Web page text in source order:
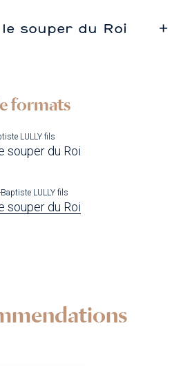
souper du Roi
formats
LULLY fils
souper du Roi
Baptiste LULLY fils
souper du Roi